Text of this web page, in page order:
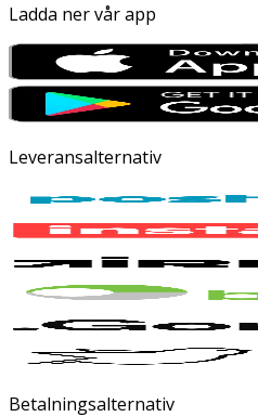
Ladda ner vår app
Leveransalternativ
Betalningsalternativ